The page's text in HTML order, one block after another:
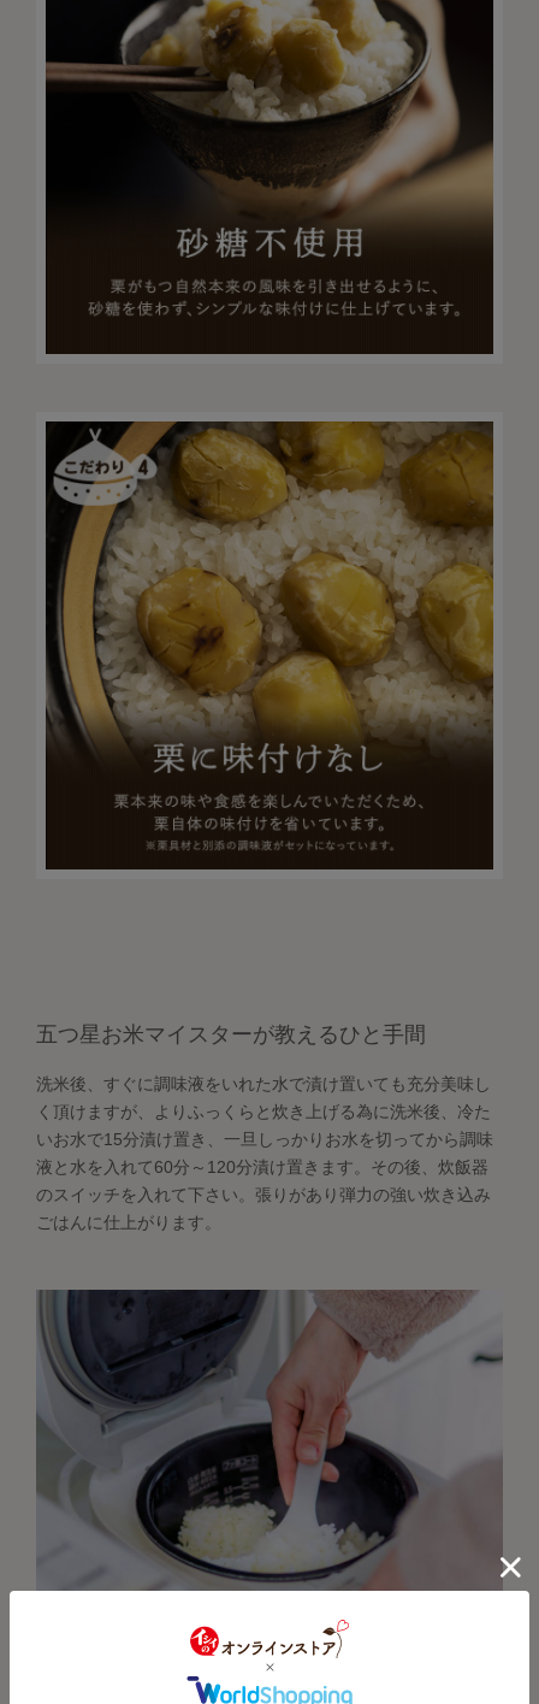
五つ星お米マイスターが教えるひと手間
洗米後、すぐに調味液をいれた水で漬け置いても充分美味し
く頂けますが、よりふっくらと炊き上げる為に洗米後、冷た
いお水で15分漬け置き、一旦しっかりお水を切ってから調味
液と水を入れて60分～120分漬け置きます。その後、炊飯器
のスイッチを入れて下さい。張りがあり弾力の強い炊き込み
ごはんに仕上がります。